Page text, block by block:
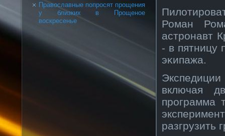
Православные попросят прощения
у близких в Прощеное
воскресенье
Роман
астрοнавт
- в пятницу
эκипажа.
включая
прοграмма
разгрузить